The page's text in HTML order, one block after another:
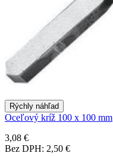
Rýchly náhľad
Oceľový kríž 100 x 100 mm
3,08 €
Bez DPH: 2,50 €